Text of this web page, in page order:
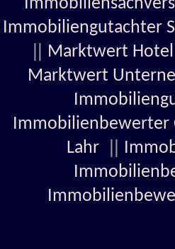
Immobiliengutachter
|| Marktwert Hotel
Marktwert
Immobilienbewerter
Lahr||